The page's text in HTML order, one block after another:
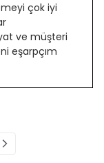
çok iyi
ve müşteri
eşarpçım